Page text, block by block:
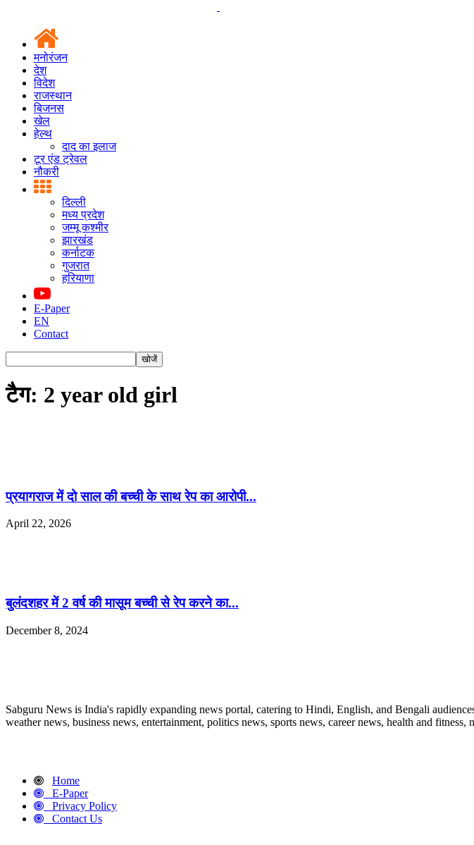
मनोरंजन
देश
विदेश
राजस्थान
बिजनस
खेल
हेल्थ
दाद का इलाज
टूर एंड ट्रेवल
नौकरी
दिल्ली
मध्य प्रदेश
जम्मू कश्मीर
झारखंड
कर्नाटक
गुजरात
हरियाणा
E-Paper
EN
Contact
टैग: 2 year old girl
प्रयागराज में दो साल की बच्ची के साथ रेप का आरोपी...
April 22, 2026
बुलंदशहर में 2 वर्ष की मासूम बच्ची से रेप करने का...
December 8, 2024
Sabguru News is India's rapidly expanding news portal, catering to Hindi, English, and Bengali
weather news, business news, entertainment, politics news, sports news, career news, health and
Home
E-Paper
Privacy Policy
Contact Us